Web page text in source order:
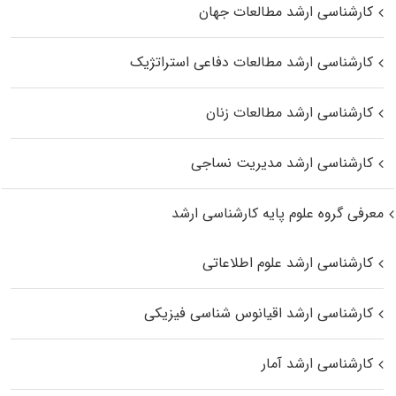
کارشناسی ارشد مطالعات جهان
کارشناسی ارشد مطالعات دفاعی استراتژیک
کارشناسی ارشد مطالعات زنان
کارشناسی ارشد مدیریت نساجی
معرفی گروه علوم پایه کارشناسی ارشد
کارشناسی ارشد علوم اطلاعاتی
کارشناسی ارشد اقیانوس‌ شناسی فیزیکی
کارشناسی ارشد آمار